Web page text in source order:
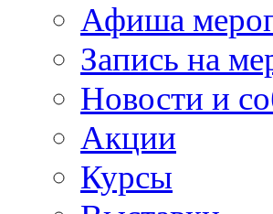
Афиша
Запись на
Новости и
Акции
Курсы